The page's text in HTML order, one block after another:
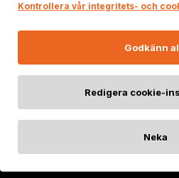
Kontrollera vår integritets- och
Godkänn
Redigera cookie-
Neka